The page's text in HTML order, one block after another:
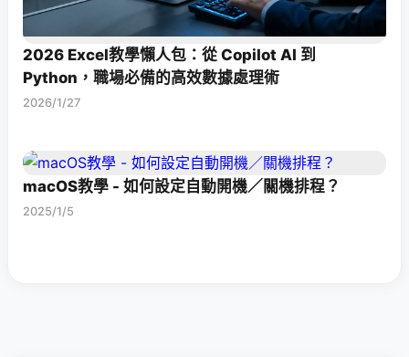
2026 Excel教學懶人包：從 Copilot AI 到
Python，職場必備的高效數據處理術
2026/1/27
macOS教學 - 如何設定自動開機／關機排程？
2025/1/5